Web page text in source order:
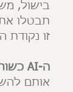
בישול,
תבטלו את
זו נקודת
ה-AI כשותף (Partner):
אותם